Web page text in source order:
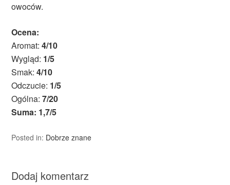
owoców.
Ocena:
Aromat:4/10
Wygląd: 1/5
Smak:4/10
Odczucie: 1/5
Ogólna:7/20
Suma: 1,7/5
Posted in: Dobrze znane
Dodaj komentarz